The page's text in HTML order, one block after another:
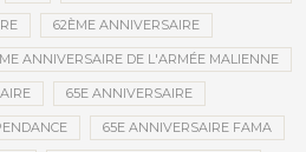
62ÈME ANNIVERSAIRE
ANNIVERSAIRE DE L'ARMÉE MALIENNE
65E ANNIVERSAIRE
65E ANNIVERSAIRE FAMA